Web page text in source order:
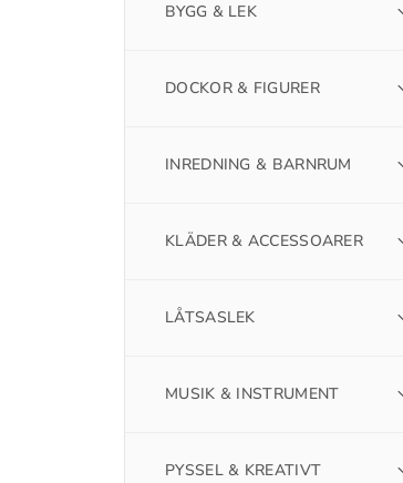
BYGG & LEK
DOCKOR & FIGURER
INREDNING & BARNRUM
KLÄDER & ACCESSOARER
LÅTSASLEK
MUSIK & INSTRUMENT
PYSSEL & KREATIVT